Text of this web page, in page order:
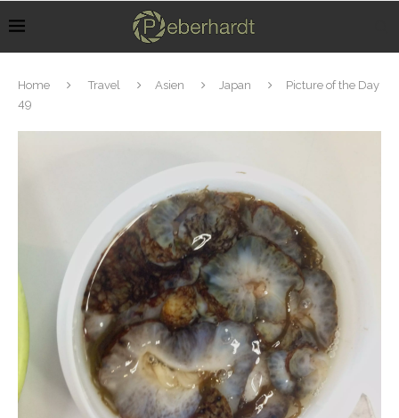
Home Travel Asien Japan
Picture of the Day
49